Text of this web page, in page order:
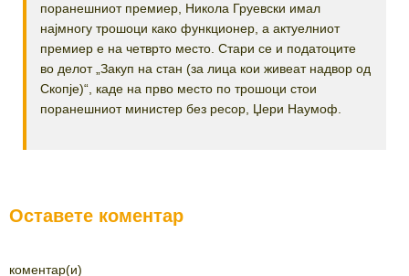
поранешниот премиер, Никола Груевски имал
најмногу трошоци како функционер, а актуелниот
премиер е на четврто место. Стари се и податоците
во делот „Закуп на стан (за лица кои живеат надвор од
Скопје)“, каде на прво место по трошоци стои
поранешниот министер без ресор, Џери Наумоф.
Оставете коментар
коментар(и)